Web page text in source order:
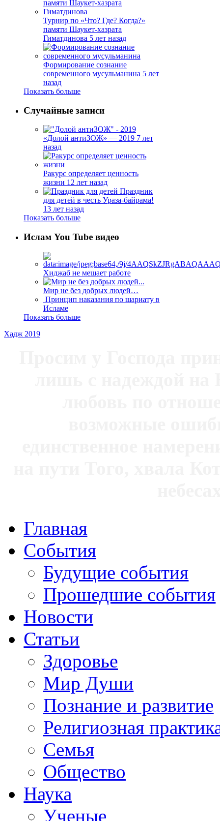
Турнир по «Что? Где? Когда?»
памяти Шаукет-хазрата
Гиматдинова 5 лет назад
Формирование сознание
современного мусульманина 5 лет
назад
Показать больше
Случайные записи
«Долой антиЗОЖ» — 2019 7 лет
назад
Ракурс определяет ценность
жизни 12 лет назад
Праздник
для детей в честь Ураза-байрама!
13 лет назад
Показать больше
Ислам You Tube видео
Хиджаб не мешает работе
Мир не без добрых людей…
Принцип наказания по шариату в
Исламе
Показать больше
Хадж 2019
Главная
События
Будущие события
Прошедшие события
Новости
Статьи
Здоровье
Мир Души
Познание и развитие
Религиозная
Семья
Общество
Наука
Ученые